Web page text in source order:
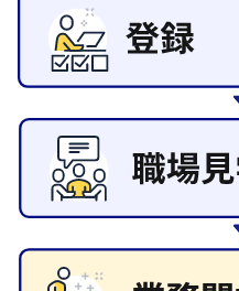
安芸太田町
日給9000円～